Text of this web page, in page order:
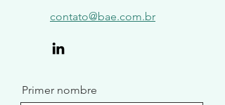
contato@bae.com.br
Primer nombre